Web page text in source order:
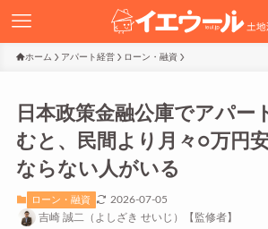
ホーム アパート経営 ローン・融資
日本政策金融公庫でアパー
むと、民間より月々○万円
ならない人がいる
ローン・融資
2026-07-05
吉崎 誠二（よしざき せいじ）【監修者】